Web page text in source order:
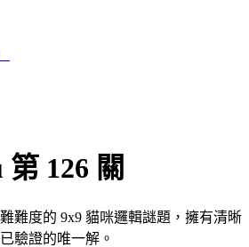
126 關
難度的 9x9 貓咪邏輯謎題，擁有清晰
驗證的唯一解。